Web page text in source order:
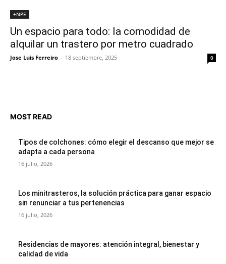
+NPE
Un espacio para todo: la comodidad de
alquilar un trastero por metro cuadrado
Jose Luis Ferreiro - 18 septiembre, 2025 0
MOST READ
Tipos de colchones: cómo elegir el descanso que mejor se
adapta a cada persona
16 julio, 2026
Los minitrasteros, la solución práctica para ganar espacio
sin renunciar a tus pertenencias
16 julio, 2026
Residencias de mayores: atención integral, bienestar y
calidad de vida